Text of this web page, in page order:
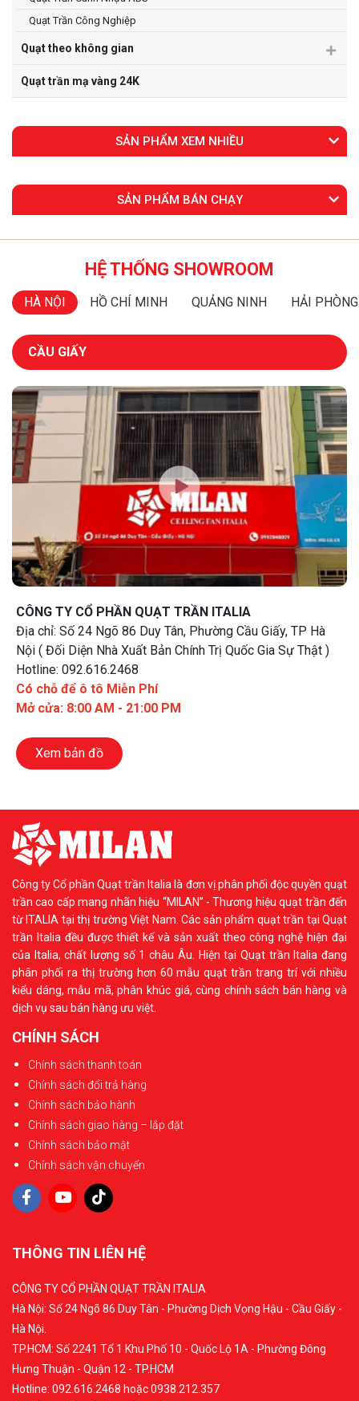
Quạt Trần Công Nghiệp
Quạt theo không gian
Quạt trần mạ vàng 24K
SẢN PHẨM XEM NHIỀU
SẢN PHẨM BÁN CHẠY
HỆ THỐNG SHOWROOM
HÀ NỘI HỒ CHÍ MINH QUẢNG NINH HẢI PHÒNG
CẦU GIẤY
CÔNG TY CỔ PHẦN QUẠT TRẦN ITALIA
Địa chỉ: Số 24 Ngõ 86 Duy Tân, Phường Cầu Giấy, TP Hà
Nội ( Đối Diện Nhà Xuất Bản Chính Trị Quốc Gia Sự Thật )
Hotline: 092.616.2468
Có chỗ để ô tô Miễn Phí
Mở cửa: 8:00 AM - 21:00 PM
Xem bản đồ
Công ty Cổ phần Quạt trần Italia là đơn vị phân phối độc quyền quạt
trần cao cấp mang nhãn hiệu “MILAN” - Thương hiệu quạt trần đến
từ ITALIA tại thị trường Việt Nam. Các sản phẩm quạt trần tại Quạt
trần Italia đều được thiết kế và sản xuất theo công nghệ hiện đại
của Italia, chất lượng số 1 châu Âu. Hiện tại Quạt trần Italia đang
phân phối ra thị trường hơn 60 mẫu quạt trần trang trí với nhiều
kiểu dáng, mẫu mã, phân khúc giá, cùng chính sách bán hàng và
dịch vụ sau bán hàng ưu việt.
CHÍNH SÁCH
Chính sách thanh toán
Chính sách đổi trả hàng
Chính sách bảo hành
Chính sách giao hàng – lắp đặt
Chính sách bảo mật
Chính sách vận chuyển
THÔNG TIN LIÊN HỆ
CÔNG TY CỔ PHẦN QUẠT TRẦN ITALIA
Hà Nội: Số 24 Ngõ 86 Duy Tân - Phường Dịch Vọng Hậu - Cầu Giấy -
Hà Nội.
TP.HCM: Số 2241 Tổ 1 Khu Phố 10 - Quốc Lộ 1A - Phường Đông
Hưng Thuận - Quận 12 - TP.HCM
Hotline: 092.616.2468 hoặc 0938.212.357